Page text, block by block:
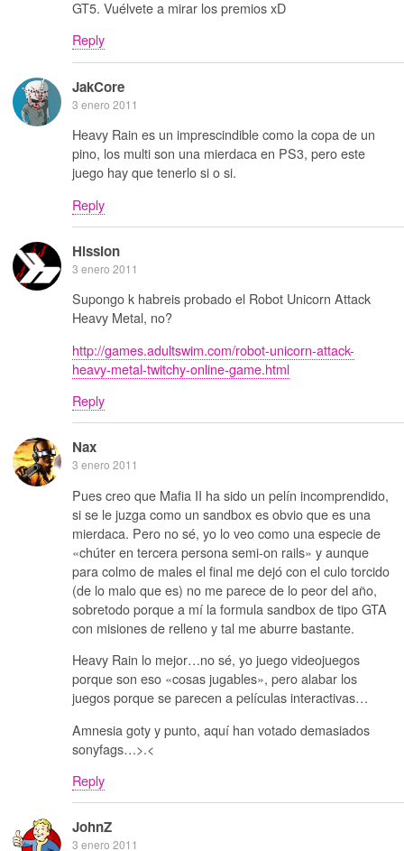
GT5. Vuélvete a mirar los premios xD
Reply
JakCore
3 enero 2011
Heavy Rain es un imprescindible como la copa de un
pino, los multi son una mierdaca en PS3, pero este
juego hay que tenerlo si o si.
Reply
Hission
3 enero 2011
Supongo k habreis probado el Robot Unicorn Attack
Heavy Metal, no?
http://games.adultswim.com/robot-unicorn-attack-
heavy-metal-twitchy-online-game.html
Reply
Nax
3 enero 2011
Pues creo que Mafia II ha sido un pelín incomprendido,
si se le juzga como un sandbox es obvio que es una
mierdaca. Pero no sé, yo lo veo como una especie de
«chúter en tercera persona semi-on rails» y aunque
para colmo de males el final me dejó con el culo torcido
(de lo malo que es) no me parece de lo peor del año,
sobretodo porque a mí la formula sandbox de tipo GTA
con misiones de relleno y tal me aburre bastante.
Heavy Rain lo mejor…no sé, yo juego videojuegos
porque son eso «cosas jugables», pero alabar los
juegos porque se parecen a películas interactivas…
Amnesia goty y punto, aquí han votado demasiados
sonyfags…>.<
Reply
JohnZ
3 enero 2011